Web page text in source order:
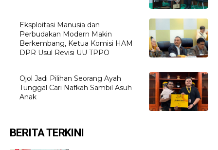
Eksploitasi Manusia dan
Perbudakan Modern Makin
Berkembang, Ketua Komisi HAM
DPR Usul Revisi UU TPPO
Ojol Jadi Pilihan Seorang Ayah
Tunggal Cari Nafkah Sambil Asuh
Anak
BERITA TERKINI